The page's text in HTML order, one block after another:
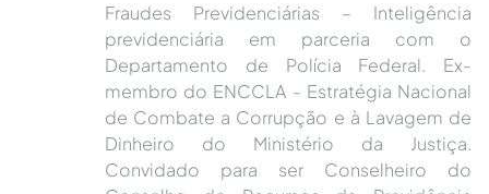
Fraudes Previdenciárias – Inteligência
previdenciária em parceria com o
Departamento de Polícia Federal. Ex-
membro do ENCCLA - Estratégia Nacional
de Combate a Corrupção e à Lavagem de
Dinheiro do Ministério da Justiça.
Convidado para ser Conselheiro do